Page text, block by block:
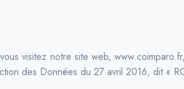
visitez notre site web,
des Données du 27 avril 2016, dit «